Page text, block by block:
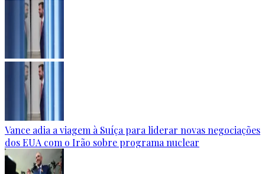
Vance adia a viagem à Suíça para liderar novas negociações
dos EUA com o Irão sobre programa nuclear